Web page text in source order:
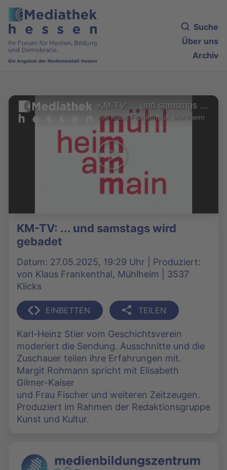
Suche
Über uns
Archiv
KM-TV: ... und samstags wird gebadet
von Klaus Frankenthal, Mühlheim
KM-TV: ... und samstags wird
gebadet
Datum: 27.05.2025, 19:29 Uhr | Produziert:
von Klaus Frankenthal, Mühlheim | 3537
Klicks
EINBETTEN TEILEN
Karl-Heinz Stier vom Geschichtsverein
moderiert die Sendung. Ausschnitte und die
Zuschauer teilen ihre Erfahrungen mit.
Margit Rohmann spricht mit Elisabeth
Gilmer-Kaiser
und Frau Fischer und weiteren Zeitzeugen.
Produziert im Rahmen der Redaktionsgruppe
Kunst und Kultur.